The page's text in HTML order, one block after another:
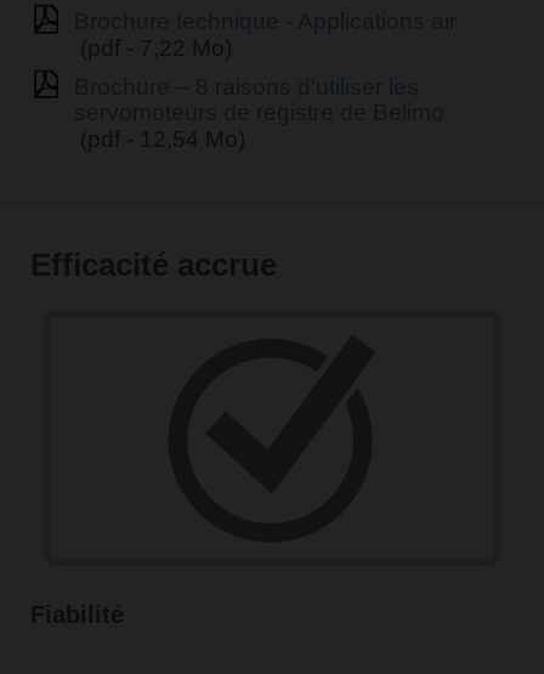
(pdf - 7,22 Mo)
(pdf - 12,54 Mo)
Efficacité accrue
Fiabilité